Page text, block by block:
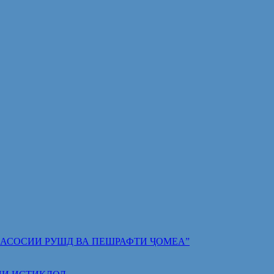
АСОСИИ РУШД ВА ПЕШРАФТИ ҶОМЕА”